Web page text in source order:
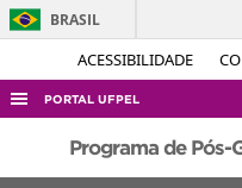
ACESSIBILIDADE
BRASIL
PORTAL UFPEL
ACESSO À INFORMAÇÃO
AUDITORIA
Programa de Pós-